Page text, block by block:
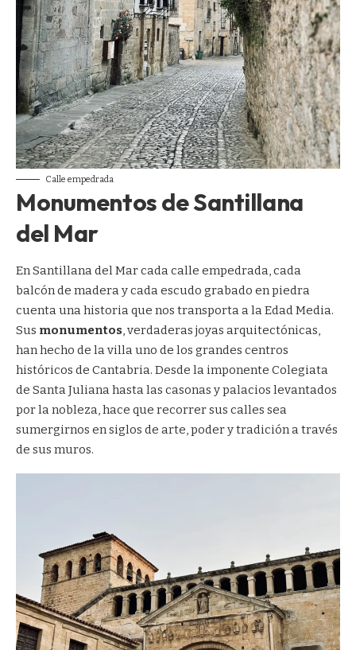
Calle empedrada
Monumentos de Santillana
del Mar
En Santillana del Mar cada calle empedrada, cada
balcón de madera y cada escudo grabado en piedra
cuenta una historia que nos transporta a la Edad Media.
Sus monumentos, verdaderas joyas arquitectónicas,
han hecho de la villa uno de los grandes centros
históricos de Cantabria. Desde la imponente Colegiata
de Santa Juliana hasta las casonas y palacios levantados
por la nobleza, hace que recorrer sus calles sea
sumergirnos en siglos de arte, poder y tradición a través
de sus muros.